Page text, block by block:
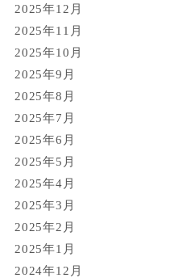
2025年12月
2025年11月
2025年10月
2025年9月
2025年8月
2025年7月
2025年6月
2025年5月
2025年4月
2025年3月
2025年2月
2025年1月
2024年12月